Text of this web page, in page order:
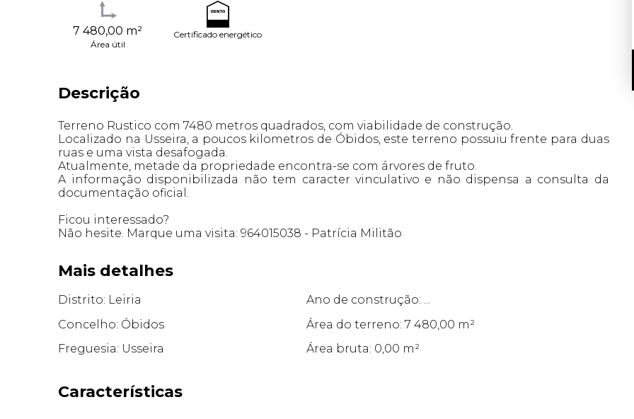
7 480,00 m²
Área útil
Certificado energético
Descrição
Terreno Rustico com 7480 metros quadrados, com viabilidade de construção.
Localizado na Usseira, a poucos kilometros de Óbidos, este terreno possuiu frente para duas
ruas e uma vista desafogada.
Atualmente, metade da propriedade encontra-se com árvores de fruto.
A informação disponibilizada não tem caracter vinculativo e não dispensa a consulta da
documentação oficial.
Ficou interessado?
Não hesite. Marque uma visita: 964015038 - Patrícia Militão
Mais detalhes
Distrito: Leiria
Ano de construção: ...
Concelho: Óbidos
Área do terreno: 7 480,00 m²
Freguesia: Usseira
Área bruta: 0,00 m²
Características